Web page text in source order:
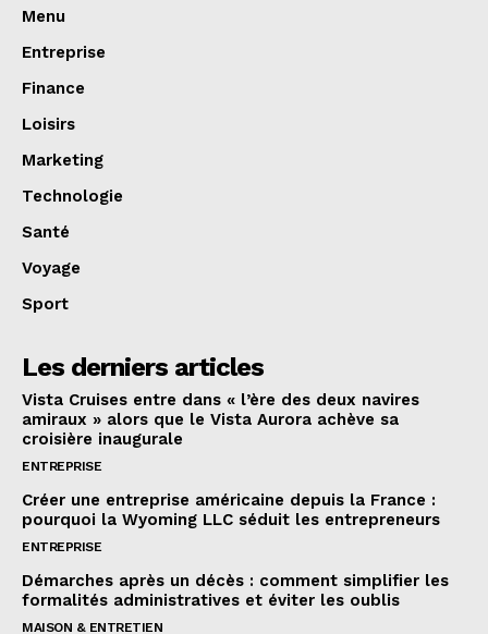
Menu
Entreprise
Finance
Loisirs
Marketing
Technologie
Santé
Voyage
Sport
Les derniers articles
Vista Cruises entre dans « l’ère des deux navires
amiraux » alors que le Vista Aurora achève sa
croisière inaugurale
ENTREPRISE
Créer une entreprise américaine depuis la France :
pourquoi la Wyoming LLC séduit les entrepreneurs
ENTREPRISE
Démarches après un décès : comment simplifier les
formalités administratives et éviter les oublis
MAISON & ENTRETIEN